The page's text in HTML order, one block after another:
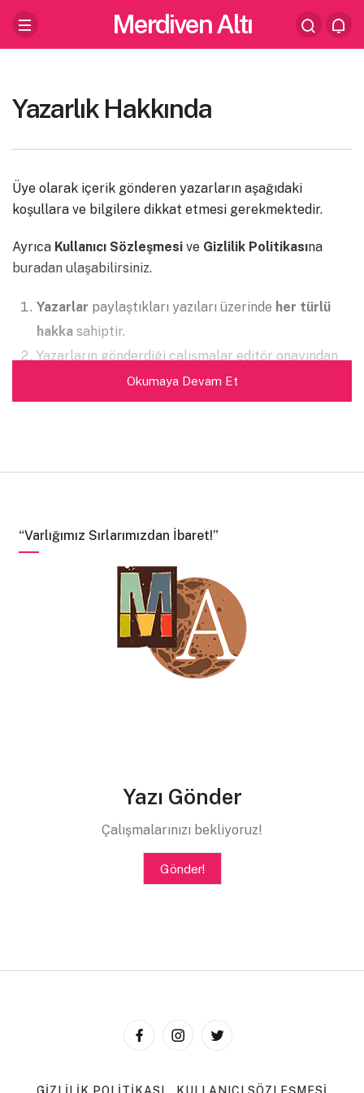
Merdiven Altı
Yazarlık Hakkında
Üye olarak içerik gönderen yazarların aşağıdaki
koşullara ve bilgilere dikkat etmesi gerekmektedir.
Ayrıca Kullanıcı Sözleşmesi ve Gizlilik Politikasına
buradan ulaşabilirsiniz.
Yazarlar paylaştıkları yazıları üzerinde her türlü
hakka sahiptir.
Yazarların gönderdiği çalışmalar editör onayından
geçerek ve editörlerce gerekli düzenlemeler
yapılarak yayınlanacak veya reddedilecektir.
değiştirilebilecektir.
yazarlara ait yazı, alıntı ve şiirleri izin alarak,
kaynak göstererek ve Fikir ve Sanat Eserleri
Kanununa uygun olarak gönderebilirsiniz.
Yazar, yayın ile ilgili olarak yazı gönderme panelinde
bulunan “Yazını Kısa Açıklaması” bölümüne yazı ile
ilgili açıklamanın yanı sıra editöre iletmek istediği
bilgiyi de girebilecektir.
Yazar” açıklaması bulunan profiller Merdiven Altı
tarafından yazara özgü oluşturulmuş profillerdir.
Okumaya Devam Et
“Varlığımız Sırlarımızdan İbaret!”
Yazı Gönder
Çalışmalarınızı bekliyoruz!
Gönder!